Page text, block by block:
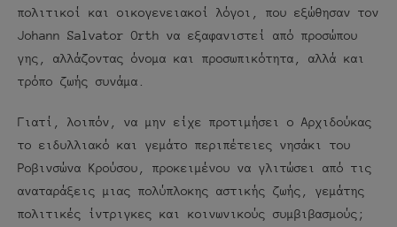
πολιτικοί και οικογενειακοί λόγοι, που εξώθησαν τον
Johann Salvator Orth να εξαφανιστεί από προσώπου
γης, αλλάζοντας όνομα και προσωπικότητα, αλλά και
τρόπο ζωής συνάμα.
Γιατί, λοιπόν, να μην είχε προτιμήσει ο Αρχιδούκας
το ειδυλλιακό και γεμάτο περιπέτειες νησάκι του
Ροβινσώνα Κρούσου, προκειμένου να γλιτώσει από τις
αναταράξεις μιας πολύπλοκης αστικής ζωής, γεμάτης
πολιτικές ίντριγκες και κοινωνικούς συμβιβασμούς;